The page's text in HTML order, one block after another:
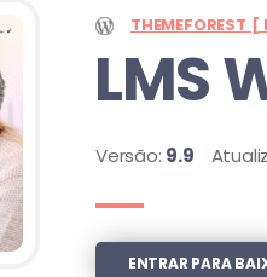
THEMEFOREST
LMS
Versão: 9.9
ENTRAR PARA